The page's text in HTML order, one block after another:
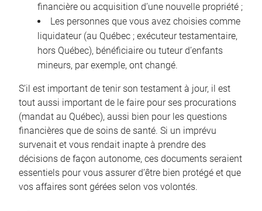
financière ou acquisition d’une nouvelle propriété ;
Les personnes que vous avez choisies comme
liquidateur (au Québec ; exécuteur testamentaire,
hors Québec), bénéficiaire ou tuteur d’enfants
mineurs, par exemple, ont changé.
S’il est important de tenir son testament à jour, il est
tout aussi important de le faire pour ses procurations
(mandat au Québec), aussi bien pour les questions
financières que de soins de santé. Si un imprévu
survenait et vous rendait inapte à prendre des
décisions de façon autonome, ces documents seraient
essentiels pour vous assurer d’être bien protégé et que
vos affaires sont gérées selon vos volontés.